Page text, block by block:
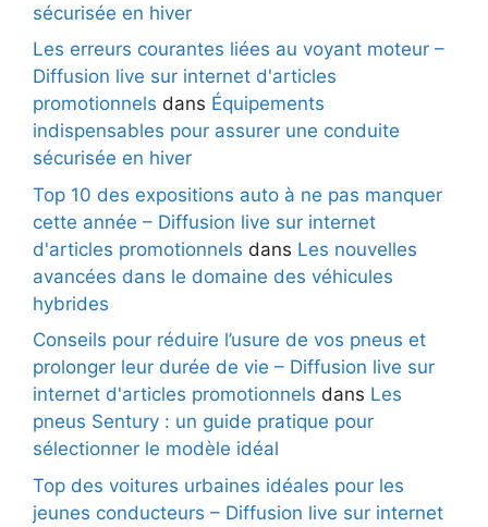
sécurisée en hiver
Les erreurs courantes liées au voyant moteur –
Diffusion live sur internet d'articles
promotionnels dans Équipements
indispensables pour assurer une conduite
sécurisée en hiver
Top 10 des expositions auto à ne pas manquer
cette année – Diffusion live sur internet
d'articles promotionnels dans Les nouvelles
avancées dans le domaine des véhicules
hybrides
Conseils pour réduire l’usure de vos pneus et
prolonger leur durée de vie – Diffusion live sur
internet d'articles promotionnels dans Les
pneus Sentury : un guide pratique pour
sélectionner le modèle idéal
Top des voitures urbaines idéales pour les
jeunes conducteurs – Diffusion live sur internet